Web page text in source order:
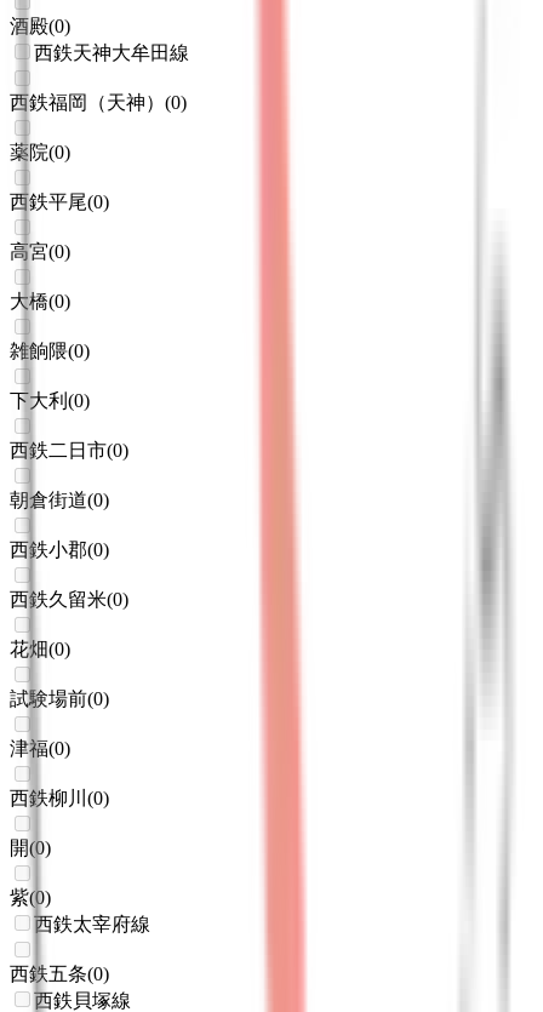
酒殿(0)
西鉄天神大牟田線
西鉄福岡（天神） (0)
薬院(0)
西鉄平尾(0)
高宮(0)
大橋(0)
雑餉隈(0)
下大利 (0)
西鉄二日市(0)
朝倉街道(0)
西鉄小郡(0)
西鉄久留米(0)
花畑(0)
試験場前(0)
津福(0)
西鉄柳川 (0)
開(0)
紫(0)
西鉄太宰府線
西鉄五条(0)
西鉄貝塚線